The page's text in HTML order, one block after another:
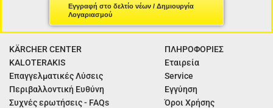
Εγγραφή στο δελτίο νέων / Δημιουργία
Λογαριασμού
KÄRCHER CENTER
KALOTERAKIS
Επαγγελματικές Λύσεις
Περιβαλλοντική Ευθύνη
Συχνές ερωτήσεις - FAQs
ΠΛΗΡΟΦΟΡΙΕΣ
Εταιρεία
Service
Εγγύηση
Όροι Χρήσης